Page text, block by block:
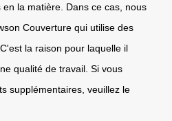
la matière. Dans ce cas, nous
Couverture qui utilise des
la raison pour laquelle il
qualité de travail. Si vous
supplémentaires, veuillez le